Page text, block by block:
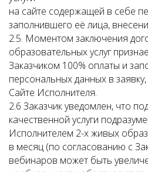
на сайте содержащей в себе
заполнившего её лица,
2.5. Моментом заключения
образовательных услуг
Заказчиком 100% оплаты и
персональных данных в
Сайте Исполнителя.
2.6 Заказчик уведомлен, что
качественной услуги
Исполнителем 2-х живых
в месяц (по согласованию с
вебинаров может быть